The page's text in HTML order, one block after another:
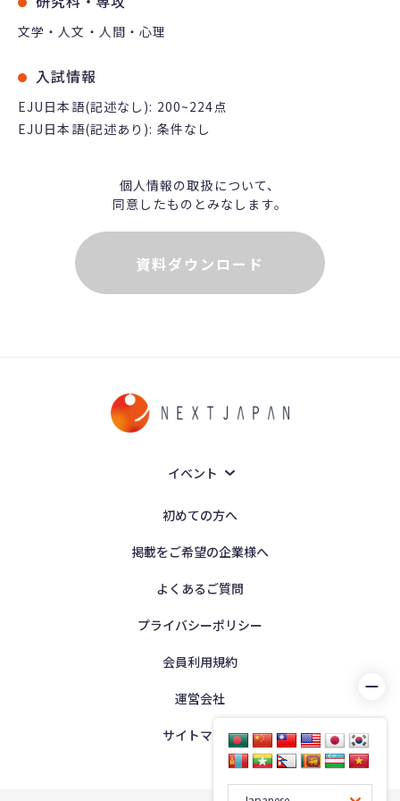
文学・人文・人間・心理
入試情報
EJU日本語(記述なし): 200~224点
EJU日本語(記述あり): 条件なし
個人情報の取扱について、
同意したものとみなします。
資料ダウンロード
イベント
初めての方へ
掲載をご希望の企業様へ
よくあるご質問
プライバシーポリシー
会員利用規約
運営会社
サイトマップ